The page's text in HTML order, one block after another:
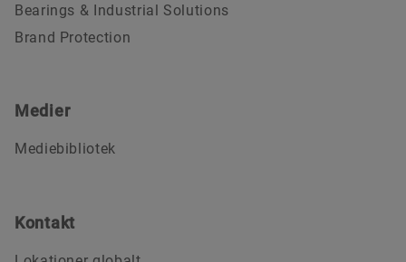
Bearings & Industrial Solutions
Brand Protection
Medier
Mediebibliotek
Kontakt